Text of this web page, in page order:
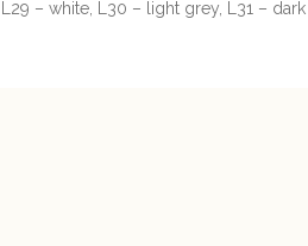
L29 – white, L30 – light grey, L31 –